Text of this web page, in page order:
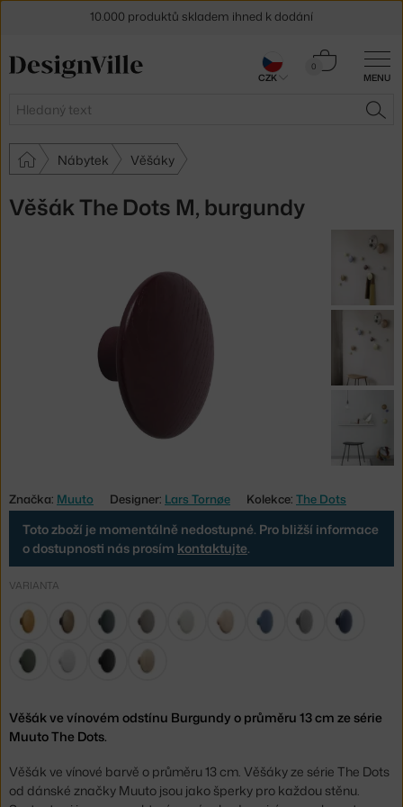
MENU
Hledat
0
Košík
Nábytek Věšáky
Věšák The Dots M, burgundy
Značka: Muuto Designer: Lars Tornøe Kolekce: The Dots
Toto zboží je momentálně nedostupné. Pro bližší informace
o dostupnosti nás prosím kontaktujte.
VARIANTA
Věšák ve vínovém odstínu Burgundy o průměru 13 cm ze série
Muuto The Dots.
Věšák ve vínové barvě o průměru 13 cm. Věšáky ze série The Dots
od dánské značky Muuto jsou jako šperky pro každou stěnu.
10.000 produktů skladem ihned k dodání
30 dní na vrácení zbožíCZK